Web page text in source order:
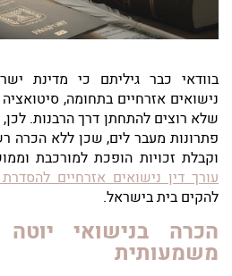
בוודאי כבר גיליתם כי מדינת
נישואים אזרחיים בתחומה,
שלא רוצים להתחתן דרך הרבנות.
פתרונות מעבר לים, שכן ללא הכרה
וקבלת זכויות הופכת למורכבת
עורך דין נישואים אזרחיים
להקים בית בישראל.
הכרה בנישואי
משמעותית